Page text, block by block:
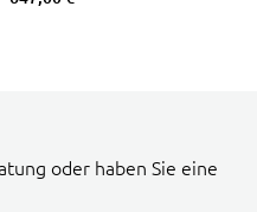
oder haben Sie eine